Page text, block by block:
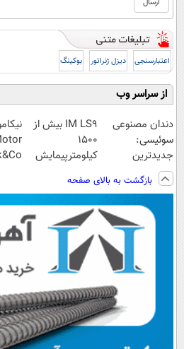
اعتبارسنجی دیزل ژنراتور بوکینگ
از سراسر وب
دندان مصنوعی
سوئیسی:
جدیدترین
فناوری اروپا،
سبک و مقاوم |
پرداخت قسطی
IM LS9 بیش از
1500
کیلومترپیمایش
بازگشت به بالای صفحه